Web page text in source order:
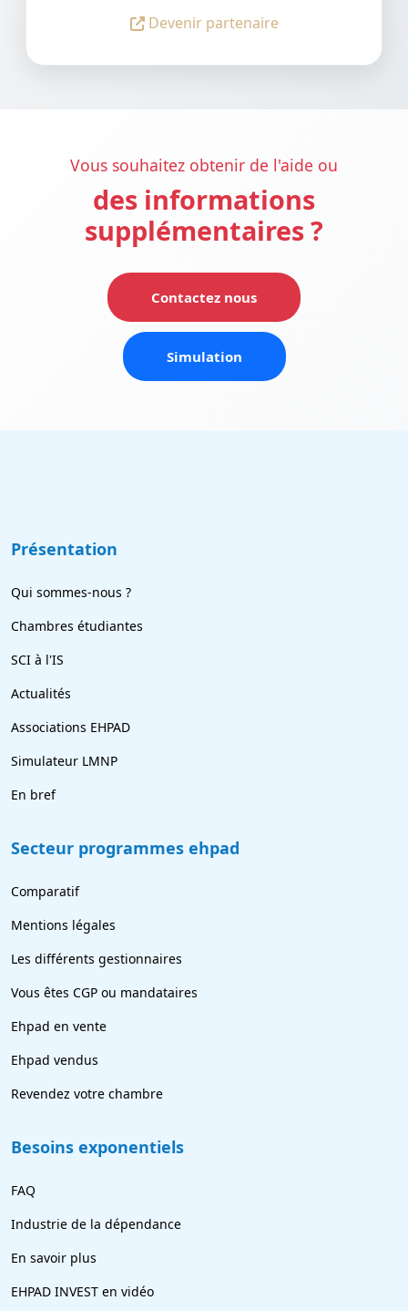
Devenir partenaire
Vous souhaitez obtenir de l'aide ou
des informations
supplémentaires ?
Contactez nous
Simulation
Présentation
Qui sommes-nous ?
Chambres étudiantes
SCI à l'IS
Actualités
Associations EHPAD
Simulateur LMNP
En bref
Secteur programmes ehpad
Comparatif
Mentions légales
Les différents gestionnaires
Vous êtes CGP ou mandataires
Ehpad en vente
Ehpad vendus
Revendez votre chambre
Besoins exponentiels
FAQ
Industrie de la dépendance
En savoir plus
EHPAD INVEST en vidéo